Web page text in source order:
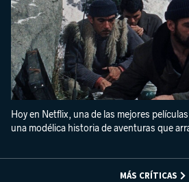
Hoy en Netflix, una de las mejores
una modélica historia de aventuras que
MÁS CRÍTICAS